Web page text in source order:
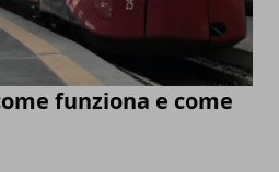
funziona e come